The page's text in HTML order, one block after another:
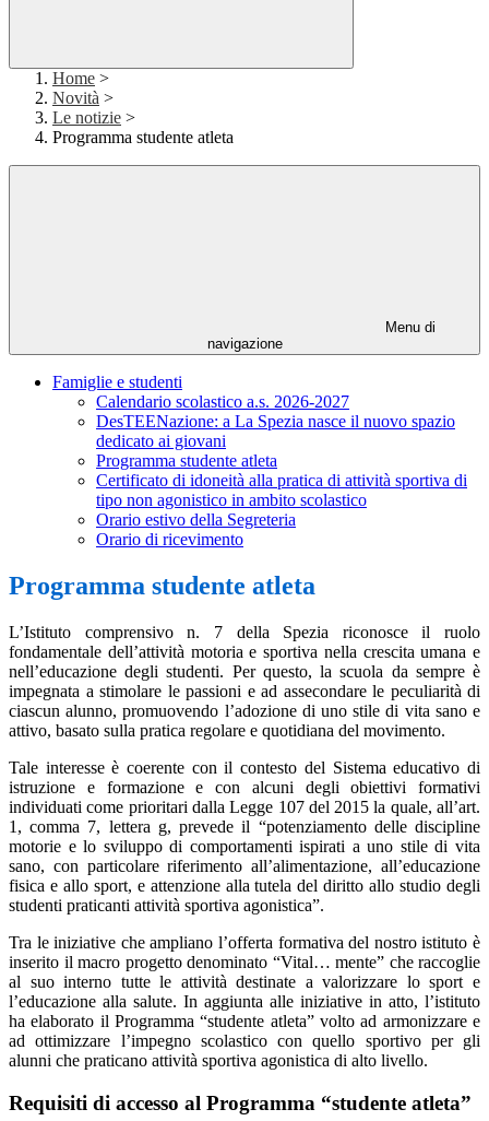
Home >
Novità >
Le notizie >
Programma studente atleta
Menu di
navigazione
Famiglie e studenti
Calendario scolastico a.s. 2026-2027
DesTEENazione: a La Spezia nasce il nuovo spazio
dedicato ai giovani
Programma studente atleta
Certificato di idoneità alla pratica di attività sportiva di
tipo non agonistico in ambito scolastico
Orario estivo della Segreteria
Orario di ricevimento
Programma studente atleta
L’Istituto comprensivo n. 7 della Spezia riconosce il ruolo
fondamentale dell’attività motoria e sportiva nella crescita umana e
nell’educazione degli studenti. Per questo, la scuola da sempre è
impegnata a stimolare le passioni e ad assecondare le peculiarità di
ciascun alunno, promuovendo l’adozione di uno stile di vita sano e
attivo, basato sulla pratica regolare e quotidiana del movimento.
Tale interesse è coerente con il contesto del Sistema educativo di
istruzione e formazione e con alcuni degli obiettivi formativi
individuati come prioritari dalla Legge 107 del 2015 la quale, all’art.
1, comma 7, lettera g, prevede il “potenziamento delle discipline
motorie e lo sviluppo di comportamenti ispirati a uno stile di vita
sano, con particolare riferimento all’alimentazione, all’educazione
fisica e allo sport, e attenzione alla tutela del diritto allo studio degli
studenti praticanti attività sportiva agonistica”.
Tra le iniziative che ampliano l’offerta formativa del nostro istituto è
inserito il macro progetto denominato “Vital… mente” che raccoglie
al suo interno tutte le attività destinate a valorizzare lo sport e
l’educazione alla salute. In aggiunta alle iniziative in atto, l’istituto
ha elaborato il Programma “studente atleta” volto ad armonizzare e
ad ottimizzare l’impegno scolastico con quello sportivo per gli
alunni che praticano attività sportiva agonistica di alto livello.
Requisiti di accesso al Programma “studente atleta”